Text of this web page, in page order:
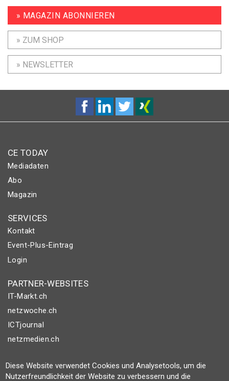
» MAGAZIN ABONNIEREN
» ZUM SHOP
» NEWSLETTER
CE TODAY
Mediadaten
Abo
Magazin
SERVICES
Kontakt
Event-Plus-Eintrag
Login
PARTNER-WEBSITES
IT-Markt.ch
netzwoche.ch
ICTjournal
netzmedien.ch
© NETZMEDIEN AG 2026
Impressum
Diese Website verwendet Cookies und Analysetools, um die
Nutzerfreundlichkeit der Website zu verbessern und die